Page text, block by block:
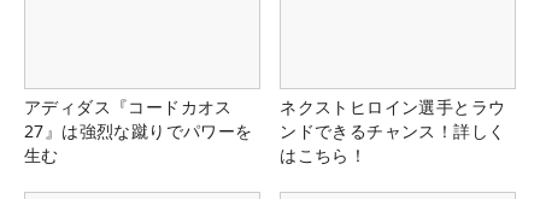
アディダス『コードカオス
27』は強烈な蹴りでパワーを
生む
ネクストヒロイン選手とラウ
ンドできるチャンス！詳しく
はこちら！